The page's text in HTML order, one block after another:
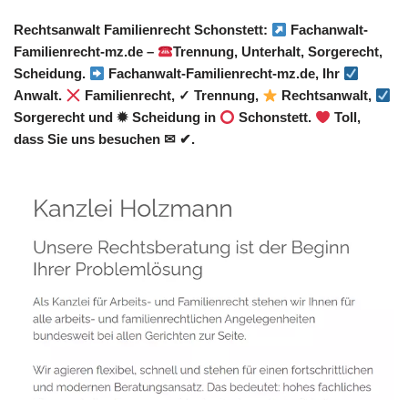
Rechtsanwalt Familienrecht Schonstett:
Fachanwalt-
Familienrecht-mz.de –
Trennung, Unterhalt, Sorgerecht,
Scheidung.
Fachanwalt-Familienrecht-mz.de, Ihr
Anwalt.
Familienrecht, ✓ Trennung,
Rechtsanwalt,
Sorgerecht und ✹ Scheidung in
Schonstett.
Toll,
dass Sie uns besuchen ✉ ✔.